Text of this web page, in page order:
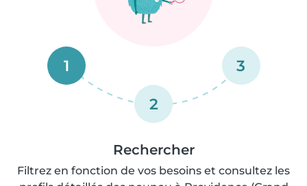
1
2
3
Rechercher
Filtrez en fonction de vos besoins et consultez les